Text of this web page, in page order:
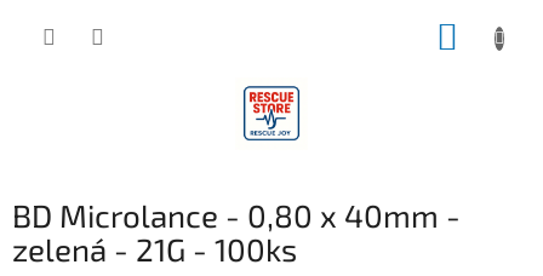
BD Microlance - 0,80 x 40mm -
zelená - 21G - 100ks